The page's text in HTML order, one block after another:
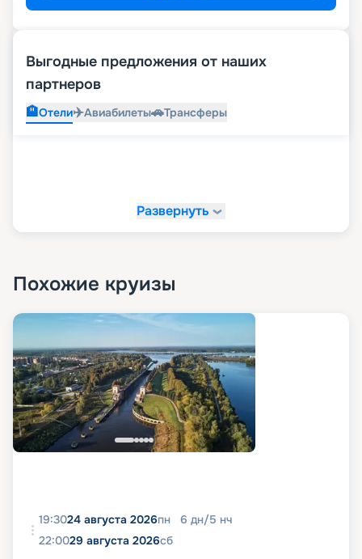
Выгодные предложения от наших
партнеров
🏨Отели✈️Авиабилеты🚗Трансферы
Развернуть
Похожие круизы
19:3024 августа 2026пн 6 дн/5 нч
22:0029 августа 2026сб